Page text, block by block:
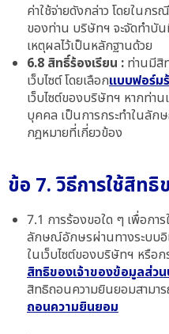
ค่าใช้จ่ายดังกล่าว โดยในก
ของท่าน บริษัทฯ จะจัดทำบั
เหตุผลไว้เป็นหลักฐานด้วย
6.8 สิทธิ์ร้องเรียน : ท่านมีสิ
เว็บไซต์ โดยเลือกแบบฟอร์ม
เว็บไซต์ของบริษัทฯ หากท่า
บุคคล เป็นการกระทำในลั
กฎหมายที่เกี่ยวข้อง
ข้อ 7. วิธีการใช้สิท
7.1 การร้องขอใด ๆ เพื่อกา
ลักษณ์อักษรผ่านทางระบบอิ
ในเว็บไซต์ของบริษัทฯ หรือ
สิทธิของเจ้าของข้อมูลส่ว
สิทธิถอนความยินยอมสามา
ถอนความยินยอม